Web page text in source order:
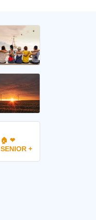
🏠 ❤
SENIOR +